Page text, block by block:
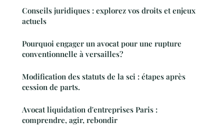
Conseils juridiques : explorez vos droits et enjeux
actuels
Pourquoi engager un avocat pour une rupture
conventionnelle à versailles?
Modification des statuts de la sci : étapes après
cession de parts.
Avocat liquidation d'entreprises Paris :
comprendre, agir, rebondir